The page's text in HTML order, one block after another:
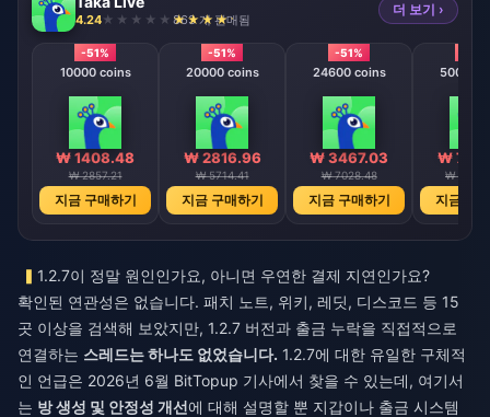
4.24 863 개 판매됨
더 보기 ›
-51%
10000 coins
₩ 1408.48
₩ 2857.21
지금 구매하기
-51%
20000 coins
₩ 2816.96
₩ 5714.41
지금 구매하기
-51%
24600 coins
₩ 3467.03
₩ 7028.48
지금 구매하기
50000
₩
₩
지금 구
1.2.7이 정말 원인인가요, 아니면 우연한 결제 지연인가요?
확인된 연관성은 없습니다. 패치 노트, 위키, 레딧, 디스코드 등 15
곳 이상을 검색해 보았지만, 1.2.7 버전과 출금 누락을 직접적으로
연결하는 스레드는 하나도 없었습니다. 1.2.7에 대한 유일한 구체적
인 언급은 2026년 6월 BitTopup 기사에서 찾을 수 있는데, 여기서
는 방 생성 및 안정성 개선에 대해 설명할 뿐 지갑이나 출금 시스템